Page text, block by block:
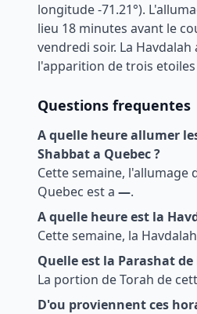
longitude-71.21°).
lieu 18 minutes avant le
vendredi soir. La Havdalah
l'apparition de trois etoiles
Questions frequentes
A quelle heure allumer
Shabbat a Quebec?
Cette semaine, l'allumage
Quebec est a —.
A quelle heure est la
Cette semaine, la
Quelle est la Parashat de
La portion de Torah de
D'ou proviennent ces